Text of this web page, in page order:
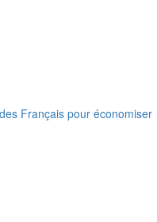
Français pour économiser